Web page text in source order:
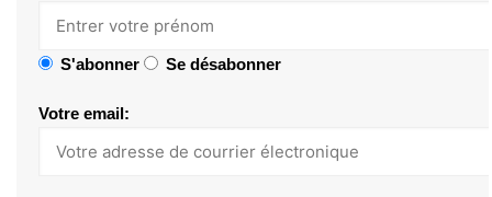
S'abonner Se désabonner
Votre email: